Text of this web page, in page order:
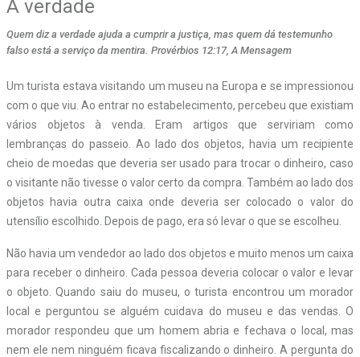
A verdade
Quem diz a verdade ajuda a cumprir a justiça, mas quem dá testemunho
falso está a serviço da mentira. Provérbios 12:17, A Mensagem
Um turista estava visitando um museu na Europa e se impressionou
com o que viu. Ao entrar no estabelecimento, percebeu que existiam
vários objetos à venda. Eram artigos que serviriam como
lembranças do passeio. Ao lado dos objetos, havia um recipiente
cheio de moedas que deveria ser usado para trocar o dinheiro, caso
o visitante não tivesse o valor certo da compra. Também ao lado dos
objetos havia outra caixa onde deveria ser colocado o valor do
utensílio escolhido. Depois de pago, era só levar o que se escolheu.
Não havia um vendedor ao lado dos objetos e muito menos um caixa
para receber o dinheiro. Cada pessoa deveria colocar o valor e levar
o objeto. Quando saiu do museu, o turista encontrou um morador
local e perguntou se alguém cuidava do museu e das vendas. O
morador respondeu que um homem abria e fechava o local, mas
nem ele nem ninguém ficava fiscalizando o dinheiro. A pergunta do